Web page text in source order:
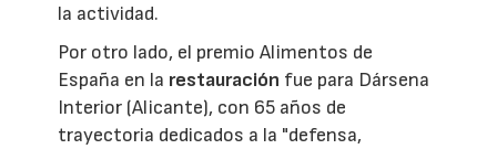
la actividad.
Por otro lado, el premio Alimentos de
España en la restauración fue para Dársena
Interior (Alicante), con 65 años de
trayectoria dedicados a la "defensa,